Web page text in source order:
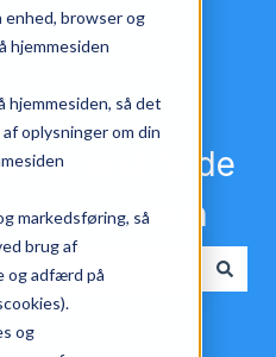
browser og
hjemmesiden
hjemmesiden, så det
oplysninger om din
markedsføring, så
brug af
og adfærd på
og
and finde
question
because the search field